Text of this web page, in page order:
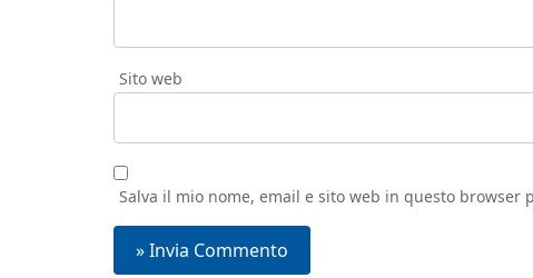
Sito web
Salva il mio nome, email e sito web in questo browser